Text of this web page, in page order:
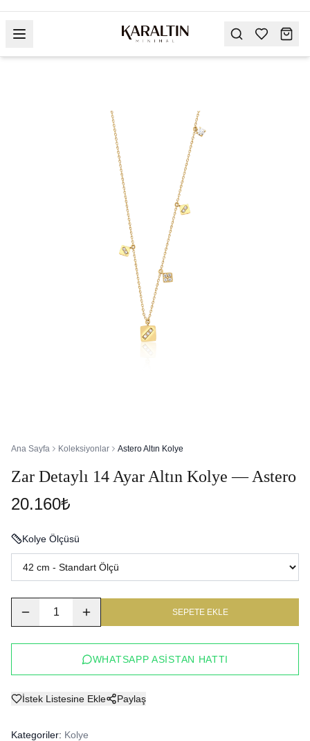
Ana Sayfa Koleksiyonlar Astero Altın Kolye
Zar Detaylı 14 Ayar Altın Kolye — Astero
20.160₺
Kolye Ölçüsü
1 SEPETE EKLE
WHATSAPP ASISTAN HATTI
İstek Listesine Ekle Paylaş
Kategoriler: Kolye